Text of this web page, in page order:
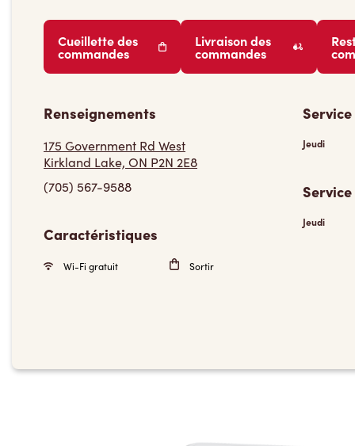
Cueillette des
commandes
Livraison des
commandes
Renseignements
175 Government Rd West
Kirkland Lake, ON P2N 2E8
(705) 567-9588
Caractéristiques
Wi-Fi gratuit Sortir
Jeudi
Jeudi